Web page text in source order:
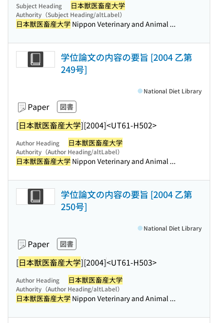
Subject Heading 日本獣医畜産大学
Authority（Subject Heading/altLabel）
日本獣医畜産大学 Nippon Veterinary and Animal ...
学位論文の内容の要旨 [2004 乙第
249号]
Paper 図書
[日本獣医畜産大学][2004]<UT61-H502>
National Diet Library
Author Heading 日本獣医畜産大学
Authority（Author Heading/altLabel）
日本獣医畜産大学 Nippon Veterinary and Animal ...
学位論文の内容の要旨 [2004 乙第
250号]
Paper 図書
[日本獣医畜産大学][2004]<UT61-H503>
National Diet Library
Author Heading 日本獣医畜産大学
Authority（Author Heading/altLabel）
日本獣医畜産大学 Nippon Veterinary and Animal ...